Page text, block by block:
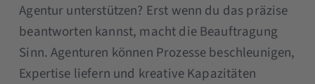
Agentur unterstützen? Erst wenn du das präzise
beantworten kannst, macht die Beauftragung
Sinn. Agenturen können Prozesse beschleunigen,
Expertise liefern und kreative Kapazitäten